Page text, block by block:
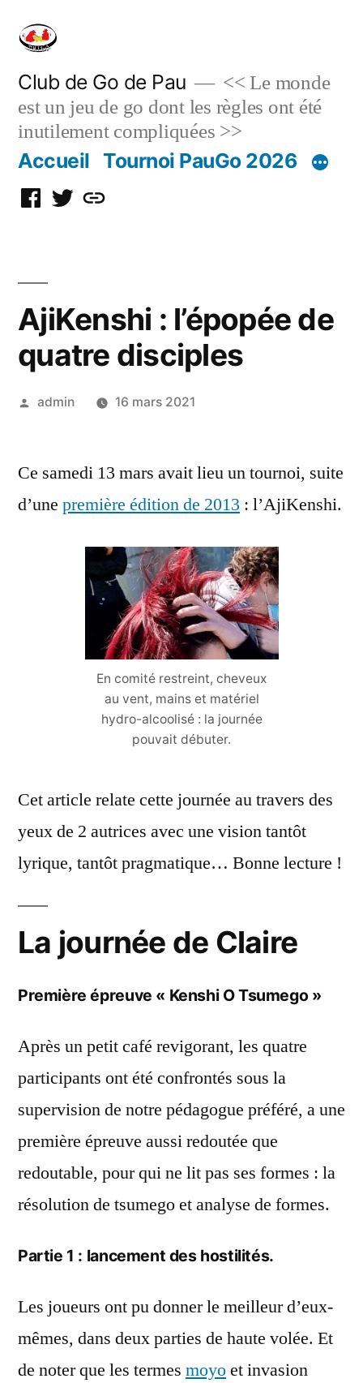
content
Club de Go de Pau
<< Le monde
est un jeu de go dont les règles ont été
inutilement compliquées >>
Accueil Tournoi PauGo 2026
Facebook
TwitterDiscord
AjiKenshi : l’épopée de
quatre disciples
Posted
admin 16 mars 2021
Ce samedi 13 mars avait lieu un tournoi, suite
d’une première édition de 2013 : l’AjiKenshi.
En comité restreint, cheveux
au vent, mains et matériel
hydro-alcoolisé : la journée
pouvait débuter.
Cet article relate cette journée au travers des
yeux de 2 autrices avec une vision tantôt
lyrique, tantôt pragmatique… Bonne lecture !
La journée de Claire
Première épreuve « Kenshi O Tsumego »
Après un petit café revigorant, les quatre
participants ont été confrontés sous la
supervision de notre pédagogue préféré, a une
première épreuve aussi redoutée que
redoutable, pour qui ne lit pas ses formes : la
résolution de tsumego et analyse de formes.
Partie 1 : lancement des hostilités.
Les joueurs ont pu donner le meilleur d’eux-
mêmes, dans deux parties de haute volée. Et
de noter que les termes moyoet invasion